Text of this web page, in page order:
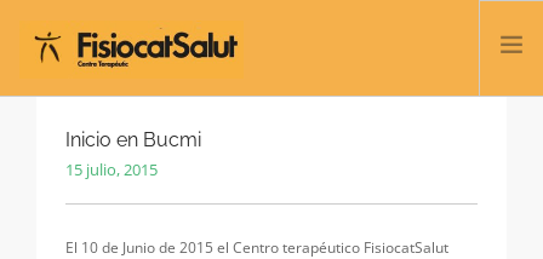
TRATAMIENTOS
SERVICIOS Y CLASES
CONTACTO
Inicio en Bucmi
15 julio, 2015
El 10 de Junio de 2015 el Centro terapéutico FisiocatSalut